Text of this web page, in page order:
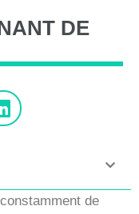
DE
de